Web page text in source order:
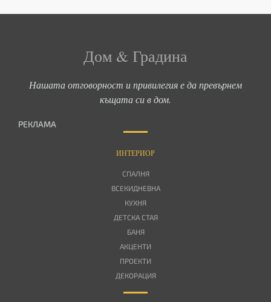
Дом & Градина
Нашата отговорност и привилегия е да превърнем
къщата си в дом.
РЕКЛАМА
ИНТЕРИОР
СПАЛНЯ
ВСЕКИДНЕВНА
КУХНЯ
ДЕТСКА СТАЯ
БАНЯ
АКЦЕНТИ
ПРОЕКТИ
ДЕКОРАЦИЯ